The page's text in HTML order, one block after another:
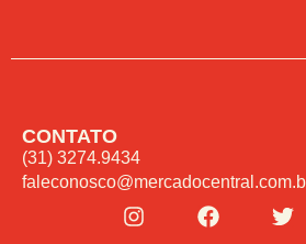
CONTATO
(31) 3274.9434